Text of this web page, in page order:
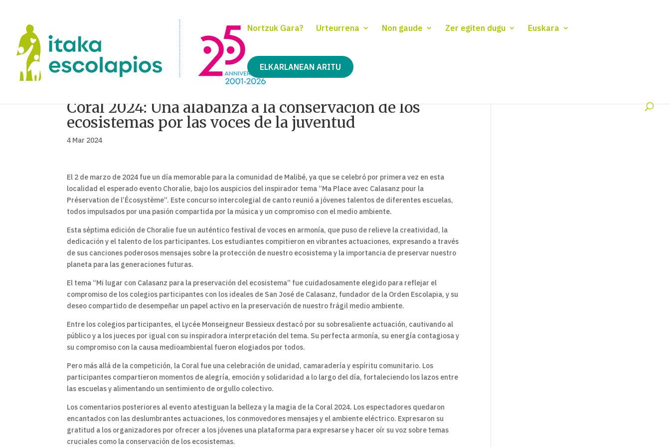
Nortzuk Gara? Urteurrena Non gaude Zer egiten dugu Euskara
ELKARLANEAN ARITU
Coral 2024: Una alabanza a la conservación de los
ecosistemas por las voces de la juventud
4 Mar 2024
El 2 de marzo de 2024 fue un día memorable para la comunidad de Malibé, ya que se celebró por primera vez en esta
localidad el esperado evento Choralie, bajo los auspicios del inspirador tema “Ma Place avec Calasanz pour la
Préservation de l’Écosystème”. Este concurso intercolegial de canto reunió a jóvenes talentos de diferentes escuelas,
todos impulsados por una pasión compartida por la música y un compromiso con el medio ambiente.
Esta séptima edición de Choralie fue un auténtico festival de voces en armonía, que puso de relieve la creatividad, la
dedicación y el talento de los participantes. Los estudiantes compitieron en vibrantes actuaciones, expresando a través
de sus canciones poderosos mensajes sobre la protección de nuestro ecosistema y la importancia de preservar nuestro
planeta para las generaciones futuras.
El tema “Mi lugar con Calasanz para la preservación del ecosistema” fue cuidadosamente elegido para reflejar el
compromiso de los colegios participantes con los ideales de San José de Calasanz, fundador de la Orden Escolapia, y su
deseo compartido de desempeñar un papel activo en la preservación de nuestro frágil medio ambiente.
Entre los colegios participantes, el Lycée Monseigneur Bessieux destacó por su sobresaliente actuación, cautivando al
público y a los jueces por igual con su inspiradora interpretación del tema. Su perfecta armonía, su energía contagiosa y
su compromiso con la causa medioambiental fueron elogiados por todos.
Pero más allá de la competición, la Coral fue una celebración de unidad, camaradería y espíritu comunitario. Los
participantes compartieron momentos de alegría, emoción y solidaridad a lo largo del día, fortaleciendo los lazos entre
las escuelas y alimentando un sentimiento de orgullo colectivo.
Los comentarios posteriores al evento atestiguan la belleza y la magia de la Coral 2024. Los espectadores quedaron
encantados con las deslumbrantes actuaciones, los conmovedores mensajes y el ambiente eléctrico. Expresaron su
gratitud a los organizadores por ofrecer a los jóvenes una plataforma para expresarse y hacer oír su voz sobre temas
cruciales como la conservación de los ecosistemas.